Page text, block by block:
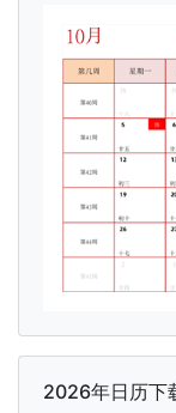
2026年日历下